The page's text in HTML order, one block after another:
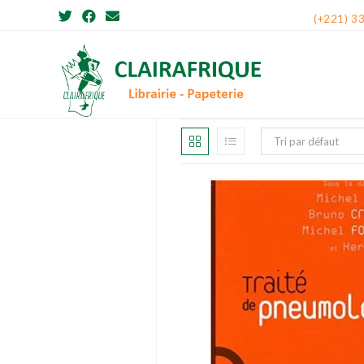
(+221)
Tri par défaut